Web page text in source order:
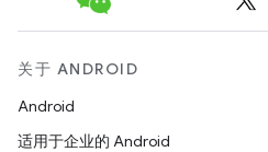
关于 ANDROID
Android
适用于企业的 Android